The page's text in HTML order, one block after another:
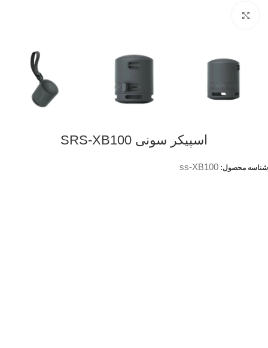
اسپیکر سونی SRS-XB100
شناسه محصول: ss-XB100